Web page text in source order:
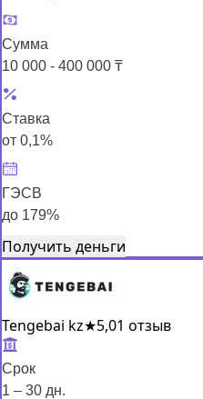
Сумма
10 000 - 400 000 ₸
Ставка
от 0,1%
ГЭСВ
до 179%
Получить деньги
Tengebai kz★5,01 отзыв
Срок
1 – 30 дн.